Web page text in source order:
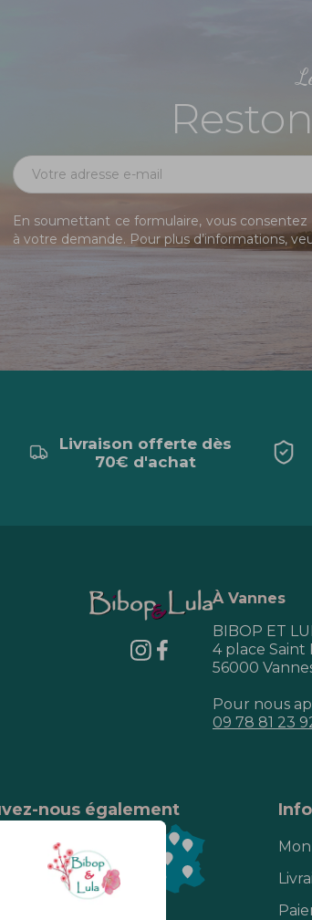
En soumettant ce formulaire, vous
à votre demande. Pour plus d’informations,
Livraison offerte dès
70€ d'achat
À Vannes
BIBOP ET
4 place Saint
56000
Pour nous
09 78 81 23
nous également
revendeurs